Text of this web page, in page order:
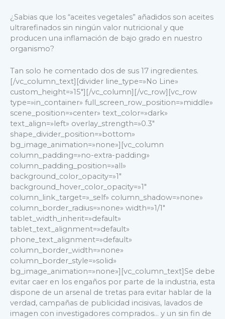
¿Sabias que los “aceites vegetales” añadidos son aceites
ultrarefinados sin ningún valor nutricional y que
producen una inflamación de bajo grado en nuestro
organismo?
Tan solo he comentado dos de sus 17 ingredientes.
[/vc_column_text][divider line_type=»No Line»
custom_height=»15″][/vc_column][/vc_row][vc_row
type=»in_container» full_screen_row_position=»middle»
scene_position=»center» text_color=»dark»
text_align=»left» overlay_strength=»0.3″
shape_divider_position=»bottom»
bg_image_animation=»none»][vc_column
column_padding=»no-extra-padding»
column_padding_position=»all»
background_color_opacity=»1″
background_hover_color_opacity=»1″
column_link_target=»_self» column_shadow=»none»
column_border_radius=»none» width=»1/1″
tablet_width_inherit=»default»
tablet_text_alignment=»default»
phone_text_alignment=»default»
column_border_width=»none»
column_border_style=»solid»
bg_image_animation=»none»][vc_column_text]Se debe
evitar caer en los engaños por parte de la industria, esta
dispone de un arsenal de tretas para evitar hablar de la
verdad, campañas de publicidad incisivas, lavados de
imagen con investigadores comprados… y un sin fin de